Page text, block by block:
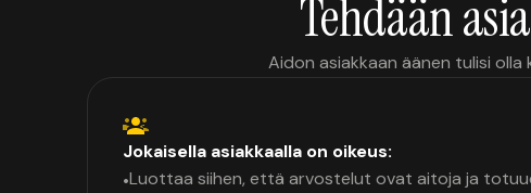
Tehdään
Aidon asiakkaan äänen tulisi
Jokaisella asiakkaalla on oikeus:
•Luottaa siihen, että arvostelut ovat aitoja ja